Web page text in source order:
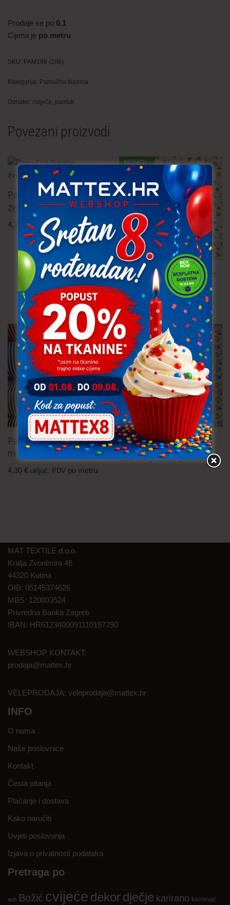
Prodaje se po 0.1
Cijena je po metru
SKU: PAM198 (206)
Kategorija: Pamučna tkanina
Oznake: cvijeće, pamuk
Povezani proizvodi
Pamučna tkanina –
zvjezdice
4,30 € uključ. PDV po metru
NOVO!
Pamučna tkanina – cvijeće
4,30 uključ. PDV po metru
Pamučna tkanina – pruge 3
mm
4,30 € uključ. PDV po metru
TRAJNO NISKA CIJENA!
Pamučna tkanina
3,80€ uključ. PDV po metru
MAT TEXTILE d.o.o.
Kralja Zvonimira 46
44320 Kutina
OIB: 05145374626
MBS: 120003524
Privredna Banka Zagreb
IBAN: HR6123400091110197790
WEBSHOP KONTAKT:
prodaja@mattex.hr
VELEPRODAJA: veleprodaja@mattex.hr
INFO
O nama
Naše poslovnice
Kontakt
Česta pitanja
Plaćanje i dostava
Kako naručiti
Uvjeti poslovanja
Izjava o privatnosti podataka
Pretraga po
auti Božić cvijeće dekordječje karirano karneval